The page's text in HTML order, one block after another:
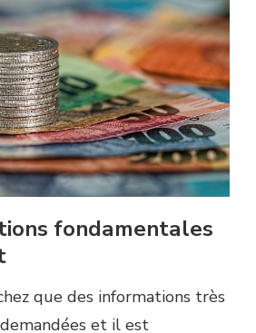
fondamentales
que des informations très
et il est